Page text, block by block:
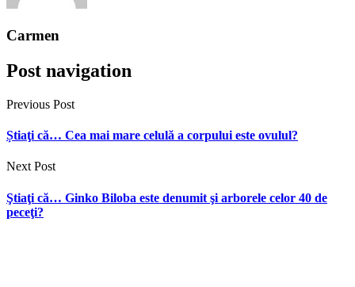
Carmen
Post navigation
Previous Post
Știaţi că… Cea mai mare celulă a corpului este ovulul?
Next Post
Ştiaţi că… Ginko Biloba este denumit şi arborele celor 40 de
peceţi?